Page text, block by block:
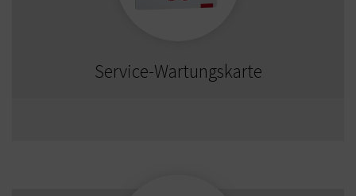
Service-Wartungskarte